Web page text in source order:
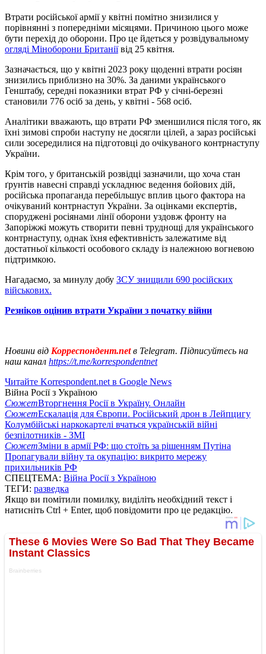
Втрати російської армії у квітні помітно знизилися у
порівнянні з попередніми місяцями. Причиною цього може
бути перехід до оборони. Про це йдеться у розвідувальному
огляді Міноборони Британіївід 25 квітня.
Зазначається, що у квітні 2023 року щоденні втрати росіян
знизились приблизно на 30%. За даними українського
Генштабу, середні показники втрат РФ у січні-березні
становили 776 осіб за день, у квітні - 568 осіб.
Аналітики вважають, що втрати РФ зменшилися після того, як
їхні зимові спроби наступу не досягли цілей, а зараз російські
сили зосередилися на підготовці до очікуваного контрнаступу
України.
Крім того, у британській розвідці зазначили, що хоча стан
ґрунтів навесні справді ускладнює ведення бойових дій,
російська пропаганда перебільшує вплив цього фактора на
очікуваний контрнаступ України. За оцінками експертів,
споруджені росіянами лінії оборони уздовж фронту на
Запоріжжі можуть створити певні труднощі для українського
контрнаступу, однак їхня ефективність залежатиме від
достатньої кількості особового складу із належною вогневою
підтримкою.
Нагадаємо, за минулу добу ЗСУ знищили 690 російских
військових.
Резніков оцінив втрати України з початку війни
Новини від Корреспондент.netв Telegram. Підписуйтесь на
наш канал https://t.me/korrespondentnet
Читайте Korrespondent.net в Google News
Війна Росії з Україною
СюжетВторгнення Росії в Україну. Онлайн
СюжетЕскалація для Європи. Російський дрон в Лейпцигу
Колумбійські наркокартелі вчаться українській війні
безпілотників - ЗМІ
СюжетЗміни в армії РФ: що стоїть за рішенням Путіна
Пропагували війну та окупацію: викрито мережу
прихильників РФ
СПЕЦТЕМА: Війна Росії з Україною
ТЕГИ: разведка
Якщо ви помітили помилку, виділіть необхідний текст і
натисніть Ctrl + Enter, щоб повідомити про це редакцію.